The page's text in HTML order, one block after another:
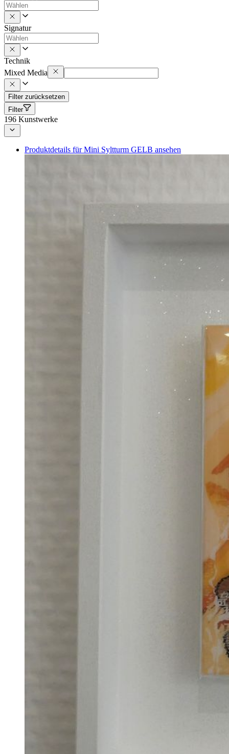
Signatur
Technik
Mixed Media
Filter zurücksetzen
Filter
196 Kunstwerke
Produktdetails für Mini Syltturm GELB ansehen